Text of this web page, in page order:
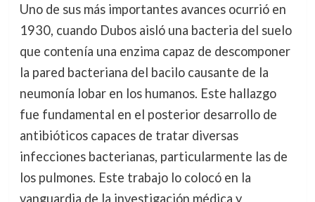
Uno de sus más importantes avances ocurrió en
1930, cuando Dubos aisló una bacteria del suelo
que contenía una enzima capaz de descomponer
la pared bacteriana del bacilo causante de la
neumonía lobar en los humanos. Este hallazgo
fue fundamental en el posterior desarrollo de
antibióticos capaces de tratar diversas
infecciones bacterianas, particularmente las de
los pulmones. Este trabajo lo colocó en la
vanguardia de la investigación médica y